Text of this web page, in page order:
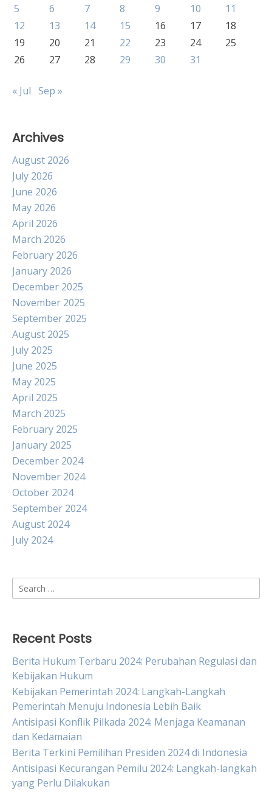
5
6 7 8 9 10
11
12
13 14 15 16 17
18
19
20 21 22 23 24
25
26
27 28 29 30 31
« Jul Sep »
Archives
August 2026
July 2026
June 2026
May 2026
April 2026
March 2026
February 2026
January 2026
December 2025
November 2025
September 2025
August 2025
July 2025
June 2025
May 2025
April 2025
March 2025
February 2025
January 2025
December 2024
November 2024
October 2024
September 2024
August 2024
July 2024
Search
for:
Recent Posts
Berita Hukum Terbaru 2024: Perubahan Regulasi dan
Kebijakan Hukum
Kebijakan Pemerintah 2024: Langkah-Langkah
Pemerintah Menuju Indonesia Lebih Baik
Antisipasi Konflik Pilkada 2024: Menjaga Keamanan
dan Kedamaian
Berita Terkini Pemilihan Presiden 2024 di Indonesia
Antisipasi Kecurangan Pemilu 2024: Langkah-langkah
yang Perlu Dilakukan